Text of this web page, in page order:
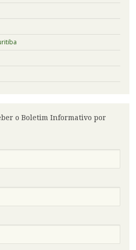
o Boletim Informativo por